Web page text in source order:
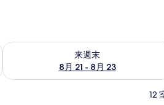
ク
来週末
8月 21 - 8月 23
来週末 8月 21 - 8月 23 の空室状況を
12